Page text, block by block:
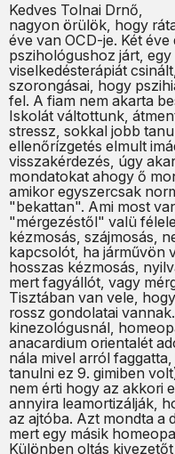
Kedves Tolnai Drnő,
nagyon örülök, hogy
éve van OCD-je. Két
pszihológushoz járt,
viselkedésterápiát
szorongásai, hogy
fel. A fiam nem akarta
Iskolát váltottunk,
stressz, sokkal jobb
ellenőrízgetés elmult
visszakérdezés, úgy
mondatokat ahogy ő
amikor egyszercsak
"bekattan". Ami most
"mérgezéstől" valü
kézmosás, szájmosás,
kapcsolót, ha járművön
hosszas kézmosás,
mert fagyállót, vagy
Tisztában van vele,
rossz gondolatai
kinezológusnál,
anacardium orientalét
nála mivel arról
tanulni ez 9. gimiben
nem érti hogy az akkori
annyira leamortizálják,
az ajtóba. Azt mondta a
mert egy másik
Különben oltás